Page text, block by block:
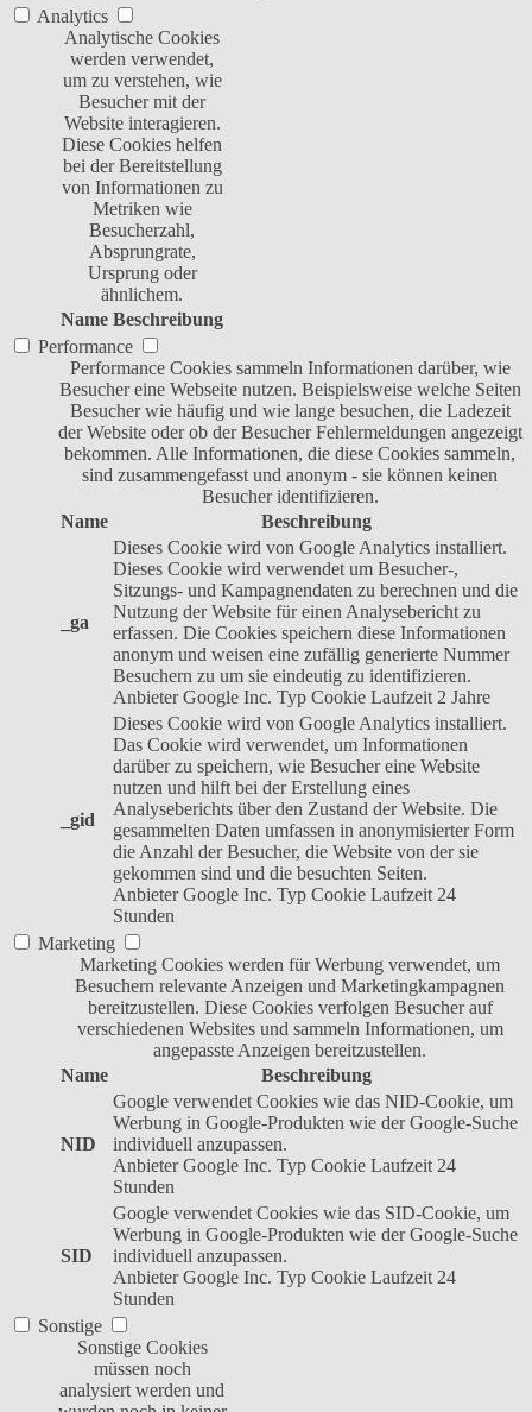
Analytics
Analytische Cookies
werden verwendet,
um zu verstehen, wie
Besucher mit der
Website interagieren.
Diese Cookies helfen
bei der Bereitstellung
von Informationen zu
Metriken wie
Besucherzahl,
Absprungrate,
Ursprung oder
ähnlichem.
Name Beschreibung
Performance
Performance Cookies sammeln Informationen darüber, wie
Besucher eine Webseite nutzen. Beispielsweise welche Seiten
Besucher wie häufig und wie lange besuchen, die Ladezeit
der Website oder ob der Besucher Fehlermeldungen angezeigt
bekommen. Alle Informationen, die diese Cookies sammeln,
sind zusammengefasst und anonym - sie können keinen
Besucher identifizieren.
Name
Beschreibung
_ga
Dieses Cookie wird von Google Analytics installiert.
Dieses Cookie wird verwendet um Besucher-,
Sitzungs- und Kampagnendaten zu berechnen und die
Nutzung der Website für einen Analysebericht zu
erfassen. Die Cookies speichern diese Informationen
anonym und weisen eine zufällig generierte Nummer
Besuchern zu um sie eindeutig zu identifizieren.
Anbieter Google Inc. Typ Cookie Laufzeit 2 Jahre
_gid
Dieses Cookie wird von Google Analytics installiert.
Das Cookie wird verwendet, um Informationen
darüber zu speichern, wie Besucher eine Website
nutzen und hilft bei der Erstellung eines
Analyseberichts über den Zustand der Website. Die
gesammelten Daten umfassen in anonymisierter Form
die Anzahl der Besucher, die Website von der sie
gekommen sind und die besuchten Seiten.
Anbieter Google Inc. Typ Cookie Laufzeit 24
Stunden
Marketing
Marketing Cookies werden für Werbung verwendet, um
Besuchern relevante Anzeigen und Marketingkampagnen
bereitzustellen. Diese Cookies verfolgen Besucher auf
verschiedenen Websites und sammeln Informationen, um
angepasste Anzeigen bereitzustellen.
Name
Beschreibung
NID
Google verwendet Cookies wie das NID-Cookie, um
Werbung in Google-Produkten wie der Google-Suche
individuell anzupassen.
Anbieter Google Inc. Typ Cookie Laufzeit 24
Stunden
SID
Google verwendet Cookies wie das SID-Cookie, um
Werbung in Google-Produkten wie der Google-Suche
individuell anzupassen.
Anbieter Google Inc. Typ Cookie Laufzeit 24
Stunden
Sonstige
Sonstige Cookies
müssen noch
analysiert werden und